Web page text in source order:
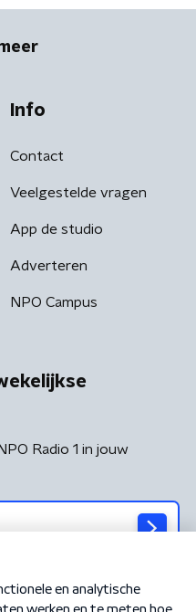
Info
Contact
Veelgestelde vragen
App de studio
Adverteren
NPO Campus
Radio 1 in jouw